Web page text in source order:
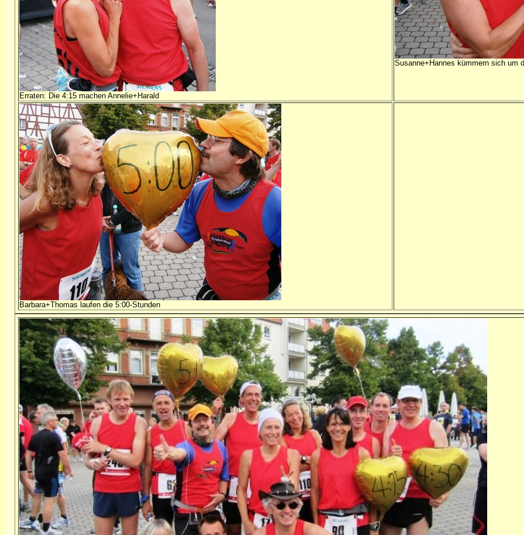
Erraten: Die 4:15 machen Annelie+Harald
Susanne+Hannes kümmern sich um
Barbara+Thomas laufen die 5:00-Stunden